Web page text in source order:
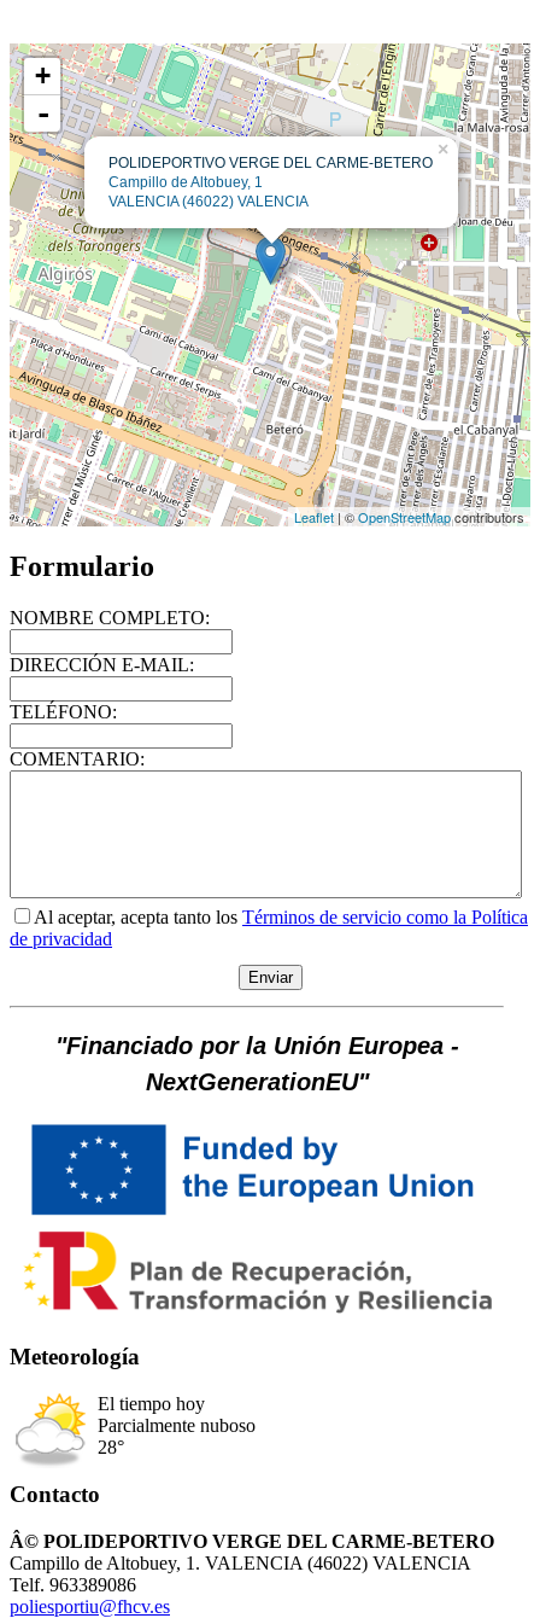
×
POLIDEPORTIVO VERGE DEL CARME-BETERO
Campillo de Altobuey, 1
VALENCIA (46022) VALENCIA
+
-
Leaflet | ©OpenStreetMapcontributors
Formulario
NOMBRE COMPLETO:
DIRECCIÓN E-MAIL:
TELÉFONO:
COMENTARIO:
Al aceptar, acepta tanto los Términos de servicio como la Política
de privacidad
"Financiado por la Unión Europea -
NextGenerationEU"
Meteorología
El tiempo hoy
Parcialmente nuboso
28°
Contacto
Â© POLIDEPORTIVO VERGE DEL CARME-BETERO
Campillo de Altobuey, 1. VALENCIA (46022) VALENCIA
Telf. 963389086
poliesportiu@fhcv.es